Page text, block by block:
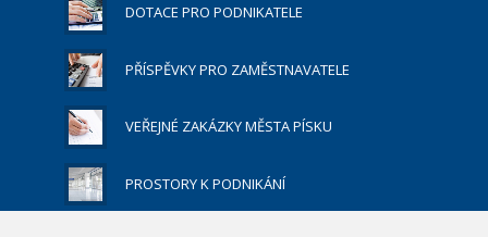
DOTACE PRO PODNIKATELE
PŘÍSPĚVKY PRO ZAMĚSTNAVATELE
VEŘEJNÉ ZAKÁZKY MĚSTA PÍSKU
PROSTORY K PODNIKÁNÍ